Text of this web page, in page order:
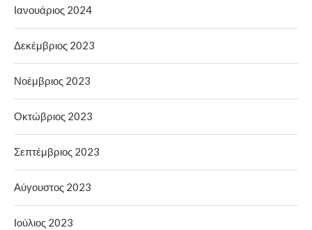
Ιανουάριος 2024
Δεκέμβριος 2023
Νοέμβριος 2023
Οκτώβριος 2023
Σεπτέμβριος 2023
Αύγουστος 2023
Ιούλιος 2023